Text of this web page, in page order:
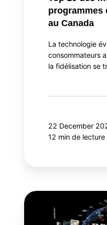
programmes
au Canada
La technologie
consommateurs
la fidélisation se
22 December
12 min de lecture
Meta
Andromeda: